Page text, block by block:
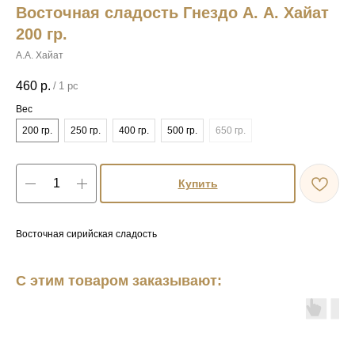
Восточная сладость Гнездо А. А. Хайат
200 гр.
А.А. Хайат
460 р. / 1 pc
Вес
200 гр.
250 гр. 400 гр. 500 гр. 650 гр.
Купить
Восточная сирийская сладость
С этим товаром заказывают: